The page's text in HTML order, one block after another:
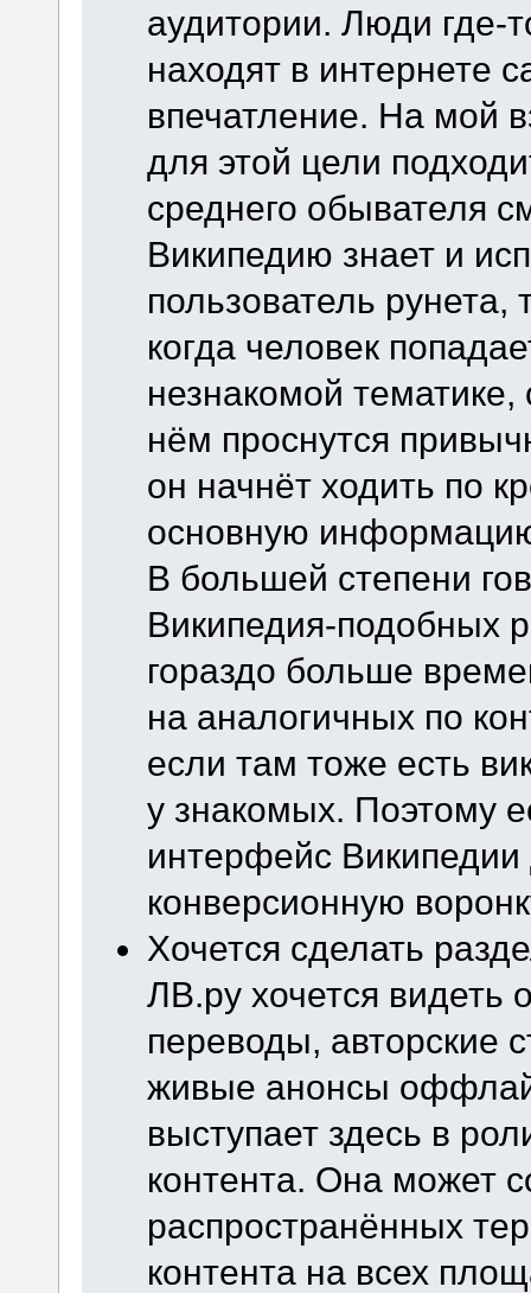
аудитории. Люди где-
находят в интернете
впечатление. На мой
для этой цели
среднего обывателя
Википедию знает и
пользователь рунета,
когда человек
незнакомой тематике,
нём проснутся
он начнёт ходить по
основную
В большей степени
Википедия-подобных
гораздо больше
на аналогичных по
если там тоже есть
у знакомых. Поэтому
интерфейс
конверсионную
Хочется сделать
ЛВ.ру хочется видеть
переводы, авторские
живые анонсы
выступает здесь в
контента. Она может
распространённых
контента на всех